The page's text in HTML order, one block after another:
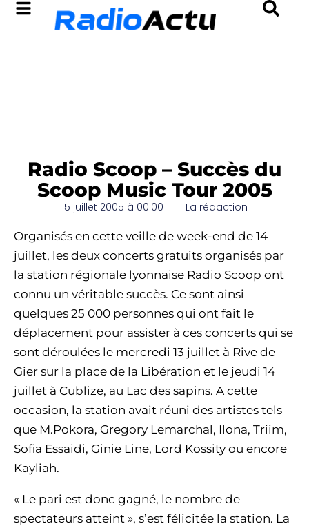
Radio Scoop – Succès du
Scoop Music Tour 2005
15 juillet 2005 à 00:00 La rédaction
Organisés en cette veille de week-end de 14
juillet, les deux concerts gratuits organisés par
la station régionale lyonnaise Radio Scoop ont
connu un véritable succès. Ce sont ainsi
quelques 25 000 personnes qui ont fait le
déplacement pour assister à ces concerts qui se
sont déroulées le mercredi 13 juillet à Rive de
Gier sur la place de la Libération et le jeudi 14
juillet à Cublize, au Lac des sapins. A cette
occasion, la station avait réuni des artistes tels
que M.Pokora, Gregory Lemarchal, Ilona, Triim,
Sofia Essaidi, Ginie Line, Lord Kossity ou encore
Kayliah.
« Le pari est donc gagné, le nombre de
spectateurs atteint », s’est félicitée la station. La